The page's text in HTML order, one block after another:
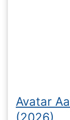
Avatar